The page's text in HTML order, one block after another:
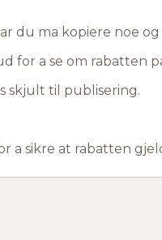
du ma kopiere noe
for a se om rabatten
skjult til publisering.
a sikre at rabatten